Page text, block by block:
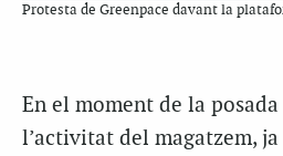
Protesta de Greenpace davant la
En el moment de la
l’activitat del magatzem,